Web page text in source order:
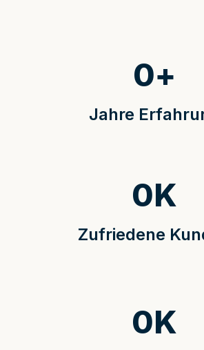
Jahre
0+
Zufriedene
0K
0K